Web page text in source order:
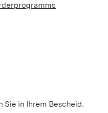
in einem neuen Fenster
Sie in Ihrem Bescheid.